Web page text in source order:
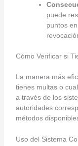
puede
puntos
Cómo Verificar si
La manera más
tienes multas o
a través de los
autoridades
métodos
Uso del Sistema